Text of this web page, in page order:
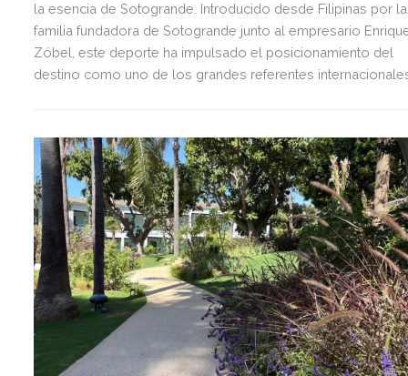
la esencia de Sotogrande. Introducido desde Filipinas por la
familia fundadora de Sotogrande junto al empresario
Zóbel, este deporte ha impulsado el posicionamiento del
destino como uno de los grandes referentes
exclusiva agenda social.